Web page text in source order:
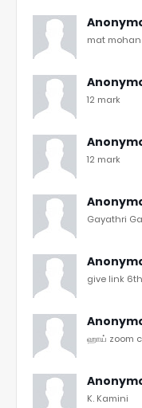
mat
12 mark
12 mark
Gayathri
give link
ஹாய் zoom
K. Kamini